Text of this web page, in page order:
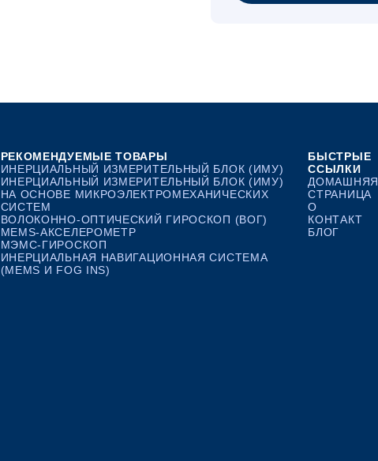
РЕКОМЕНДУЕМЫЕ ТОВАРЫ
ИНЕРЦИАЛЬНЫЙ ИЗМЕРИТЕЛЬНЫЙ БЛОК (ИМУ)
ИНЕРЦИАЛЬНЫЙ ИЗМЕРИТЕЛЬНЫЙ БЛОК (ИМУ)
НА ОСНОВЕ МИКРОЭЛЕКТРОМЕХАНИЧЕСКИХ
СИСТЕМ
ВОЛОКОННО-ОПТИЧЕСКИЙ ГИРОСКОП (ВОГ)
MEMS-АКСЕЛЕРОМЕТР
МЭМС-ГИРОСКОП
ИНЕРЦИАЛЬНАЯ НАВИГАЦИОННАЯ СИСТЕМА
(MEMS И FOG INS)
БЫСТРЫЕ
ССЫЛКИ
ДОМАШНЯЯ
СТРАНИЦА
О
КОНТАКТ
БЛОГ